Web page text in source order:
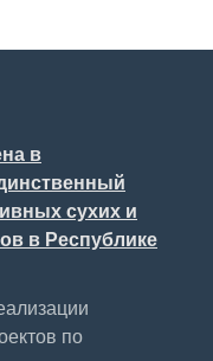
в
сухих и
в Республике
по